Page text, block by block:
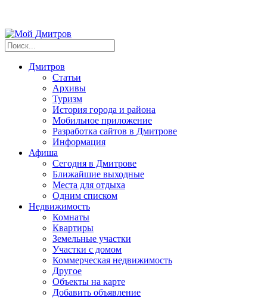
Дмитров
Статьи
Архивы
Туризм
История города и района
Мобильное приложение
Разработка сайтов в Дмитрове
Информация
Афиша
Сегодня в Дмитрове
Ближайшие выходные
Места для отдыха
Одним списком
Недвижимость
Комнаты
Квартиры
Земельные участки
Участки с домом
Коммерческая недвижимость
Другое
Объекты на карте
Добавить объявление